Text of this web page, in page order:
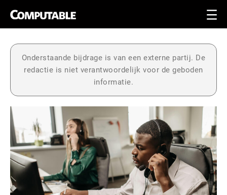
Onderstaande bijdrage is van een externe partij. De
redactie is niet verantwoordelijk voor de geboden
informatie.